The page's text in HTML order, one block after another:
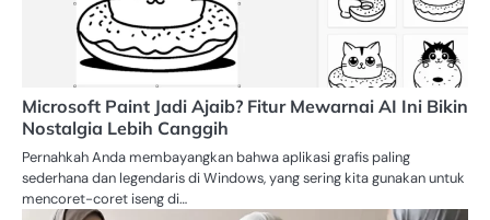
Microsoft Paint Jadi Ajaib? Fitur Mewarnai AI Ini Bikin
Nostalgia Lebih Canggih
Pernahkah Anda membayangkan bahwa aplikasi grafis paling
sederhana dan legendaris di Windows, yang sering kita gunakan untuk
mencoret-coret iseng di…